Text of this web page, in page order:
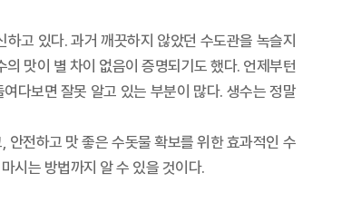
고 있다. 과거 깨끗하지 않았던 수도관을 녹슬지
맛이 별 차이 없음이 증명되기도 했다. 언제부턴
다보면 잘못 알고 있는 부분이 많다. 생수는 정말
안전하고 맛 좋은 수돗물 확보를 위한 효과적인 수
시는 방법까지 알 수 있을 것이다.